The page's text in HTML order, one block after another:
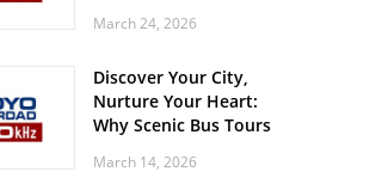
Steady and Smooth
March 24, 2026
Discover Your City,
Nurture Your Heart:
Why Scenic Bus Tours
Practice
March 14, 2026